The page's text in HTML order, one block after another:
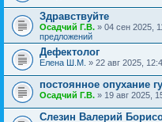
Здравствуйте
Осадчий Г.В. » 04 сен 2025,
предложений
Дефектолог
Елена Ш.М. » 22 авг 2025,
постоянное опухание
Осадчий Г.В. » 19 авг 2025,
Слезин Валерий